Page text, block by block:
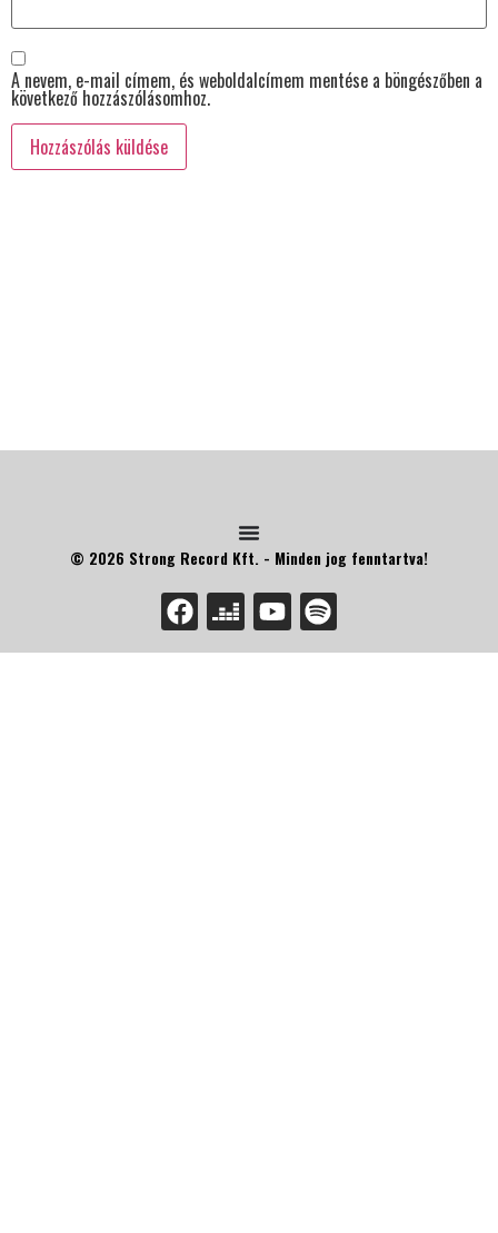
A nevem, e-mail címem, és weboldalcímem mentése a böngészőben a
következő hozzászólásomhoz.
© 2026 Strong Record Kft. - Minden jog fenntartva!